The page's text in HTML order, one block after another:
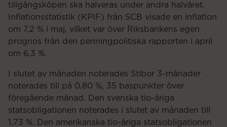
tillgångsköpen ska halveras under andra halvåret.
Inflationsstatistik (KPIF) från SCB visade en inflation
om 7,2 % i maj, vilket var över Riksbankens egen
prognos från den penningpolitiska rapporten i april
om 6,3 %.
I slutet av månaden noterades Stibor 3-månader
noterades till på 0,80 %, 35 baspunkter över
föregående månad. Den svenska tio-åriga
statsobligationen noterades i slutet av månaden till
1,73 %. Den amerikanska tio-åriga statsobligationen